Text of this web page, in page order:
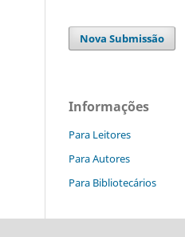
Nova Submissão
Informações
Para Leitores
Para Autores
Para Bibliotecários